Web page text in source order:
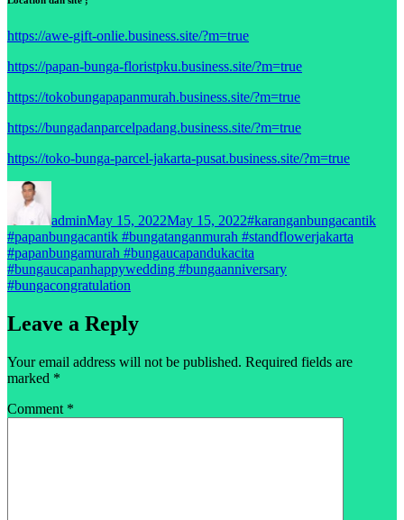
https://awe-gift-onlie.business.site/?m=true
https://papan-bunga-floristpku.business.site/?m=true
https://tokobungapapanmurah.business.site/?m=true
https://bungadanparcelpadang.business.site/?m=true
https://toko-bunga-parcel-jakarta-pusat.business.site/?m=true
adminMay 15, 2022May 15, 2022#karanganbungacantik
#papanbungacantik #bungatanganmurah #standflowerjakarta
#papanbungamurah #bungaucapandukacita
#bungaucapanhappywedding #bungaanniversary
#bungacongratulation
Leave a Reply
Your email address will not be published. Required fields are
marked *
Comment *